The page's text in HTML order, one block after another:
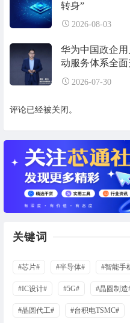
转身”
2026-08-03
华为中国政企用
动服务体系全面
2026-07-30
评论已经被关闭。
关键词
#芯片# #半导体# #智能手
#IC设计# #5G# #晶圆制造
#晶圆代工# #台积电TSMC#